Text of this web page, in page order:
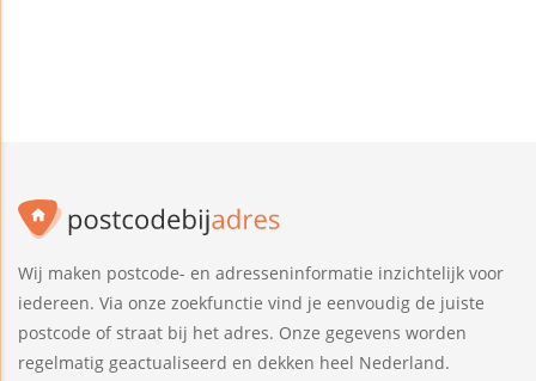
Wij maken postcode- en adresseninformatie inzichtelijk voor
iedereen. Via onze zoekfunctie vind je eenvoudig de juiste
postcode of straat bij het adres. Onze gegevens worden
regelmatig geactualiseerd en dekken heel Nederland.